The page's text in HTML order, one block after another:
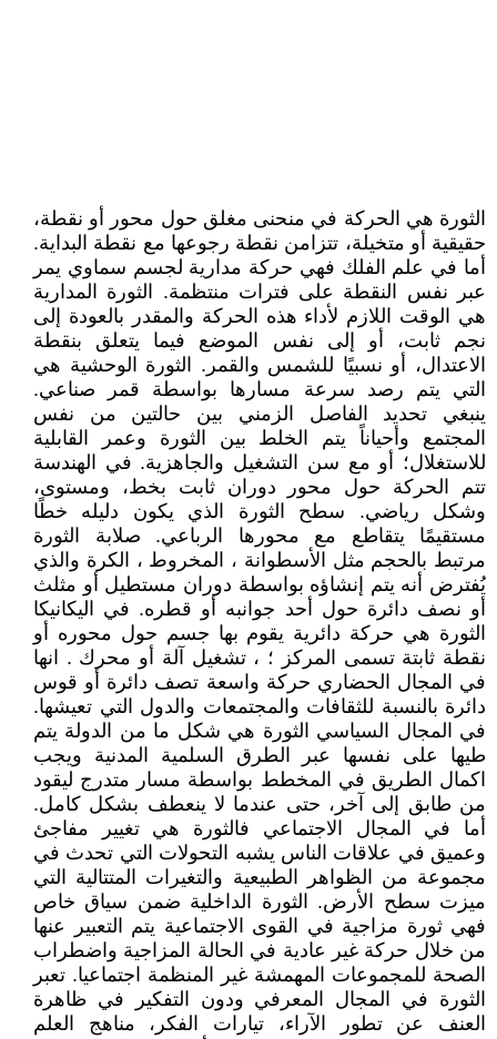
الثورة هي الحركة في منحنى مغلق حول محور أو نقطة،
حقيقية أو متخيلة، تتزامن نقطة رجوعها مع نقطة البداية.
أما في علم الفلك فهي حركة مدارية لجسم سماوي يمر
عبر نفس النقطة على فترات منتظمة. الثورة المدارية
هي الوقت اللازم لأداء هذه الحركة والمقدر بالعودة إلى
نجم ثابت، أو إلى نفس الموضع فيما يتعلق بنقطة
الاعتدال، أو نسبيًا للشمس والقمر. الثورة الوحشية هي
التي يتم رصد سرعة مسارها بواسطة قمر صناعي.
ينبغي تحديد الفاصل الزمني بين حالتين من نفس
المجتمع وأحياناً يتم الخلط بين الثورة وعمر القابلية
للاستغلال؛ أو مع سن التشغيل والجاهزية. في الهندسة
تتم الحركة حول محور دوران ثابت بخط، ومستوى،
وشكل رياضي. سطح الثورة الذي يكون دليله خطًا
مستقيمًا يتقاطع مع محورها الرباعي. صلابة الثورة
مرتبط بالحجم مثل الأسطوانة ، المخروط ، الكرة والذي
يُفترض أنه يتم إنشاؤه بواسطة دوران مستطيل أو مثلث
أو نصف دائرة حول أحد جوانبه أو قطره. في اليكانيكا
الثورة هي حركة دائرية يقوم بها جسم حول محوره أو
نقطة ثابتة تسمى المركز ؛ ، تشغيل آلة أو محرك . انها
في المجال الحضاري حركة واسعة تصف دائرة أو قوس
دائرة بالنسبة للثقافات والمجتمعات والدول التي تعيشها.
في المجال السياسي الثورة هي شكل ما من الدولة يتم
طيها على نفسها عبر الطرق السلمية المدنية ويجب
اكمال الطريق في المخطط بواسطة مسار متدرج ليقود
من طابق إلى آخر، حتى عندما لا ينعطف بشكل كامل.
أما في المجال الاجتماعي فالثورة هي تغيير مفاجئ
وعميق في علاقات الناس يشبه التحولات التي تحدث في
مجموعة من الظواهر الطبيعية والتغيرات المتتالية التي
ميزت سطح الأرض. الثورة الداخلية ضمن سياق خاص
فهي ثورة مزاجية في القوى الاجتماعية يتم التعبير عنها
من خلال حركة غير عادية في الحالة المزاجية واضطراب
الصحة للمجموعات المهمشة غير المنظمة اجتماعيا. تعبر
الثورة في المجال المعرفي ودون التفكير في ظاهرة
العنف عن تطور الآراء، تيارات الفكر، مناهج العلم